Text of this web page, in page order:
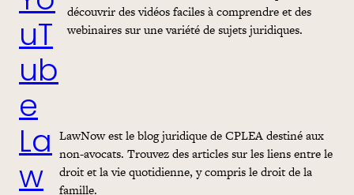
uT
ub
e
découvrir des vidéos faciles à comprendre et des
webinaires sur une variété de sujets juridiques.
La
w
LawNow est le blog juridique de CPLEA destiné aux
non-avocats. Trouvez des articles sur les liens entre le
droit et la vie quotidienne, y compris le droit de la
famille.